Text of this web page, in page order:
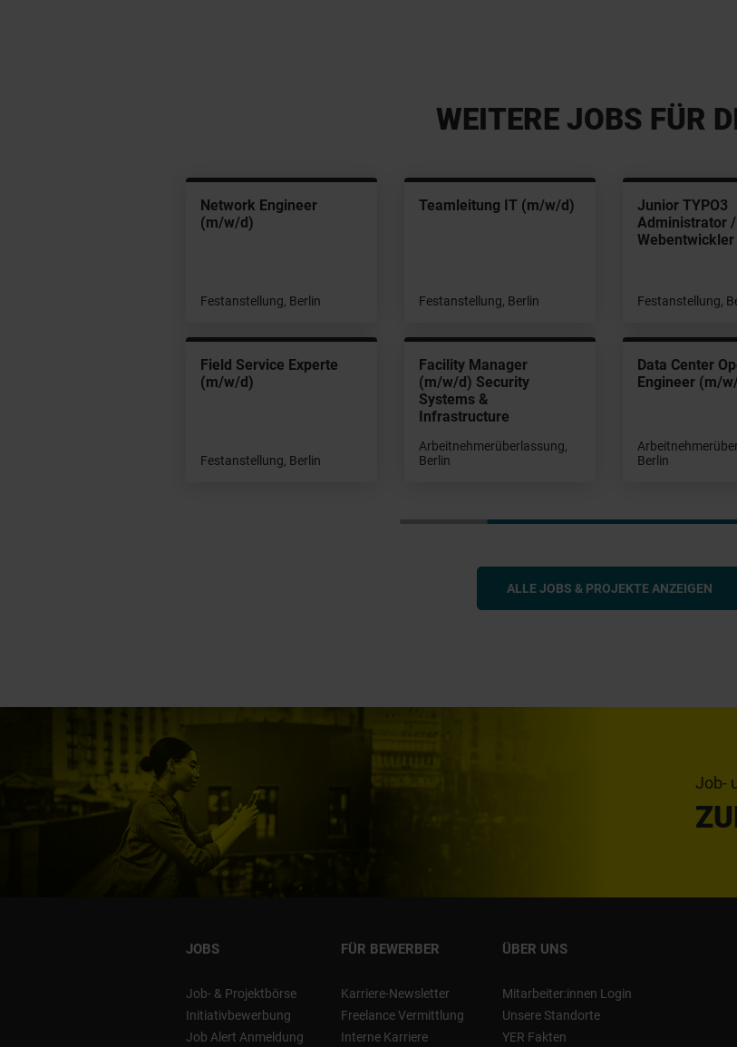
WEITERE JOBS FÜR
Network Engineer
(m/w/d)
Festanstellung, Berlin
Field Service Experte
(m/w/d)
Festanstellung, Berlin
Teamleitung IT (m/w/d)
Festanstellung, Berlin
Facility Manager
(m/w/d) Security
Systems &
Infrastructure
Arbeitnehmerüberlassung,
Berlin
Junior TYPO3
Administrator /
Festanstellung,
Data Center
Engineer (m/
Berlin
ALLE JOBS & PROJEKTE ANZEIGEN
Job-
JOBS
Job- & Projektbörse
Initiativbewerbung
Job Alert Anmeldung
FÜR BEWERBER
Karriere-Newsletter
Freelance Vermittlung
Interne Karriere
ÜBER UNS
Mitarbeiter:innen Login
Unsere Standorte
YER Fakten